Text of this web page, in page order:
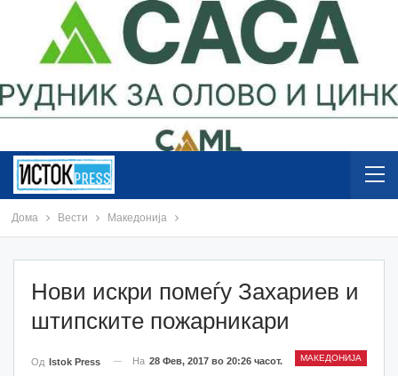
Дома Вести Македонија
Нови искри помеѓу Захариев и
штипските пожарникари
МАКЕДОНИЈА
Од Istok Press На 28 Фев, 2017 во 20:26 часот.